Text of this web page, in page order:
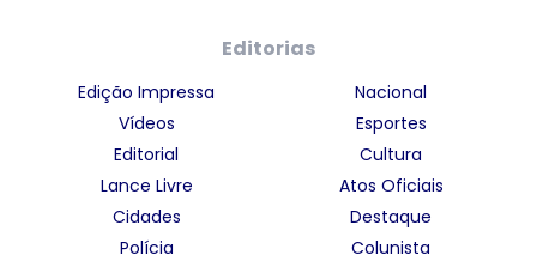
Editorias
Edição Impressa
Vídeos
Editorial
Lance Livre
Cidades
Polícia
Nacional
Esportes
Cultura
Atos Oficiais
Destaque
Colunista